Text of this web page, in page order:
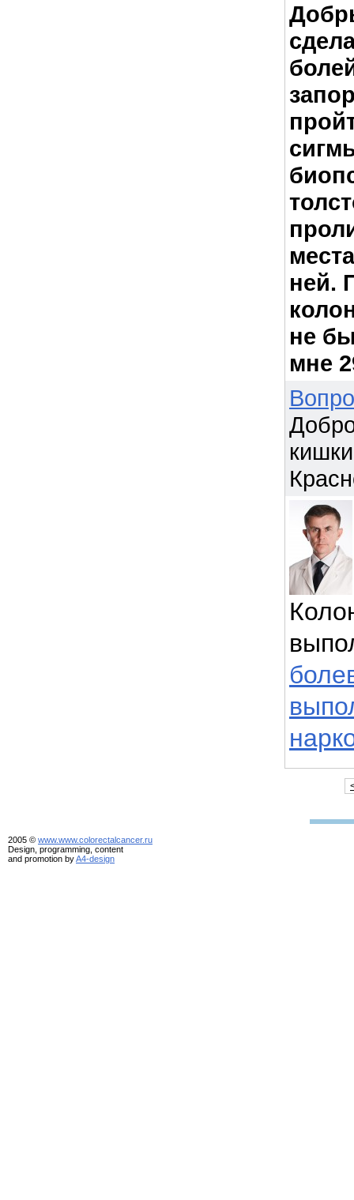
ней.
не
мне
2005 © www.www.colorectalcancer.ru
Design, programming, content
and promotion byA4-design